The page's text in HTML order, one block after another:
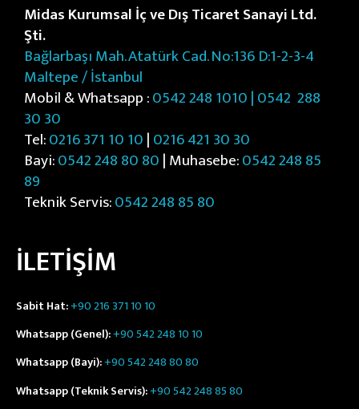
Midas Kurumsal İç ve Dış Ticaret Sanayi Ltd.
Şti.
Bağlarbaşı Mah. Atatürk Cad. No:136 D:1-2-3-4
Maltepe / İstanbul
Mobil & Whatsapp :0542 248 1010 | 0542 288
30 30
Tel:0216 371 10 10|0216 421 30 30
Bayi:0542 248 80 80| Muhasebe:0542 248 85
89
Teknik Servis:0542 248 85 80
İLETİŞİM
Sabit Hat:+90 216 371 10 10
Whatsapp (Genel):+90 542 248 10 10
Whatsapp (Bayi):+90 542 248 80 80
Whatsapp (Teknik Servis):+90 542 248 85 80